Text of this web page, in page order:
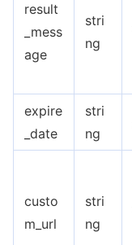
result
_mess
age
stri
ng
expire
_date
stri
ng
custo
m_url
stri
ng